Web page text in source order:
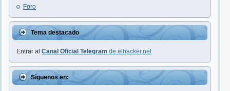
Foro
Tema destacado
Entrar al Canal Oficial Telegram de elhacker.net
Síguenos en: